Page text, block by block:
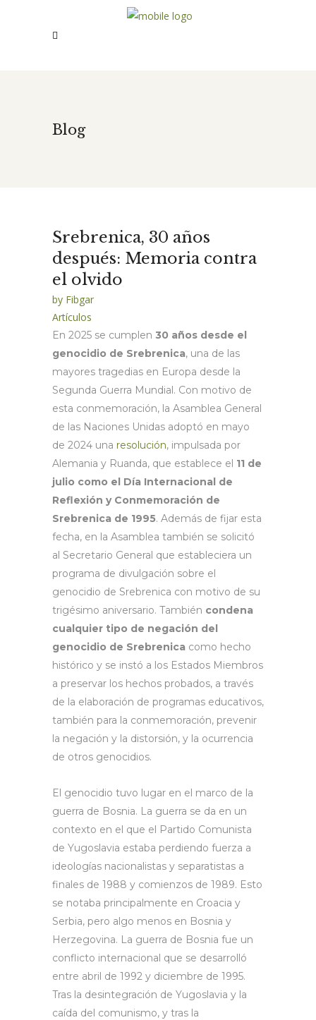
Blog
Srebrenica, 30 años
después: Memoria contra
el olvido
by Fibgar
Artículos
En 2025 se cumplen 30 años desde el
genocidio de Srebrenica, una de las
mayores tragedias en Europa desde la
Segunda Guerra Mundial. Con motivo de
esta conmemoración, la Asamblea General
de las Naciones Unidas adoptó en mayo
de 2024 una resolución, impulsada por
Alemania y Ruanda, que establece el 11 de
julio como el Día Internacional de
Reflexión y Conmemoración de
Srebrenica de 1995. Además de fijar esta
fecha, en la Asamblea también se solicitó
al Secretario General que estableciera un
programa de divulgación sobre el
genocidio de Srebrenica con motivo de su
trigésimo aniversario. También condena
cualquier tipo de negación del
genocidio de Srebrenica como hecho
histórico y se instó a los Estados Miembros
a preservar los hechos probados, a través
de la elaboración de programas educativos,
también para la conmemoración, prevenir
la negación y la distorsión, y la ocurrencia
de otros genocidios.
El genocidio tuvo lugar en el marco de la
guerra de Bosnia. La guerra se da en un
contexto en el que el Partido Comunista
de Yugoslavia estaba perdiendo fuerza a
ideologías nacionalistas y separatistas a
finales de 1988 y comienzos de 1989. Esto
se notaba principalmente en Croacia y
Serbia, pero algo menos en Bosnia y
Herzegovina. La guerra de Bosnia fue un
conflicto internacional que se desarrolló
entre abril de 1992 y diciembre de 1995.
Tras la desintegración de Yugoslavia y la
caída del comunismo, y tras la